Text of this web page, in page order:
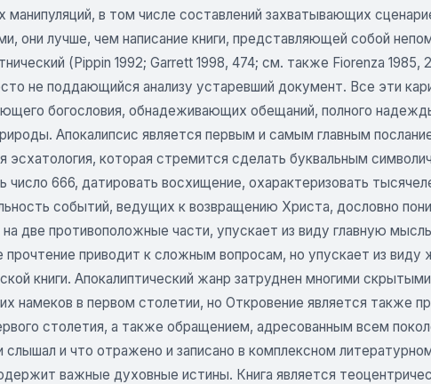
манипуляций, в том числе составлений захватывающих
они лучше, чем написание книги, представляющей собой
(Pippin 1992; Garrett 1998, 474; см. также Fiorenza 1985,
не поддающийся анализу устаревший документ. Все эти
богословия, обнадеживающих обещаний, полного
Апокалипсис является первым и самым главным
эсхатология, которая стремится сделать буквальным
число 666, датировать восхищение, охарактеризовать
событий, ведущих к возвращению Христа, дословно
две противоположные части, упускает из виду главную
прочтение приводит к сложным вопросам, но упускает из виду
книги. Апокалиптический жанр затруднен многими
намеков в первом столетии, но Откровение является также
столетия, а также обращением, адресованным всем
слышал и что отражено и записано в комплексном
важные духовные истины. Книга является